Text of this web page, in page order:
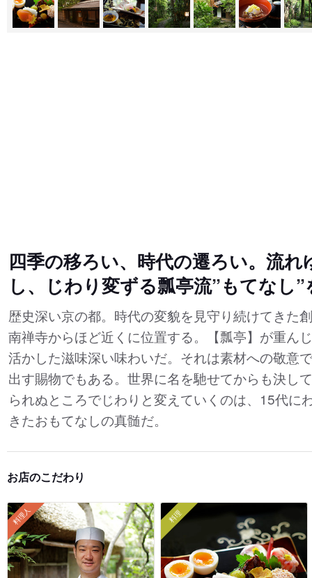
四季の移ろい、時代の遷ろい。流れ
し、じわり変ずる瓢亭流”もてなし
歴史深い京の都。時代の変貌を見守り続けてきた
南禅寺からほど近くに位置する。【瓢亭】が重ん
活かした滋味深い味わいだ。それは素材への敬意
出す賜物でもある。世界に名を馳せてからも決し
られぬところでじわりと変えていくのは、15代に
きたおもてなしの真髄だ。
お店のこだわり
料理人 料理